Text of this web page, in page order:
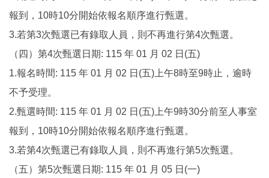
報到，10時10分開始依報名順序進行甄選。
3.若第3次甄選已有錄取人員，則不再進行第4次甄選。
（四）第4次甄選日期: 115 年 01 月 02 日(五)
1.報名時間: 115 年 01 月 02 日(五)上午8時至9時止，逾時
不予受理。
2.甄選時間: 115 年 01 月 02 日(五)上午9時30分前至人事室
報到，10時10分開始依報名順序進行甄選。
3.若第4次甄選已有錄取人員，則不再進行第5次甄選。
（五）第5次甄選日期: 115 年 01 月 05 日(一)